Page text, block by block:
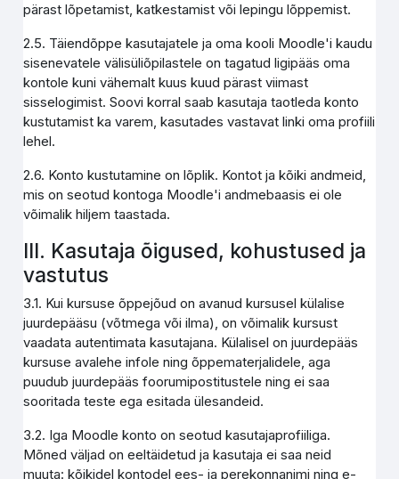
pärast lõpetamist, katkestamist või lepingu lõppemist.
2.5. Täiendõppe kasutajatele ja oma kooli Moodle'i kaudu
sisenevatele välisüliõpilastele on tagatud ligipääs oma
kontole kuni vähemalt kuus kuud pärast viimast
sisselogimist. Soovi korral saab kasutaja taotleda konto
kustutamist ka varem, kasutades vastavat linki oma profiili
lehel.
2.6. Konto kustutamine on lõplik. Kontot ja kõiki andmeid,
mis on seotud kontoga Moodle'i andmebaasis ei ole
võimalik hiljem taastada.
III. Kasutaja õigused, kohustused ja
vastutus
3.1. Kui kursuse õppejõud on avanud kursusel külalise
juurdepääsu (võtmega või ilma), on võimalik kursust
vaadata autentimata kasutajana. Külalisel on juurdepääs
kursuse avalehe infole ning õppematerjalidele, aga
puudub juurdepääs foorumipostitustele ning ei saa
sooritada teste ega esitada ülesandeid.
3.2. Iga Moodle konto on seotud kasutajaprofiiliga.
Mõned väljad on eeltäidetud ja kasutaja ei saa neid
muuta: kõikidel kontodel ees- ja perekonnanimi ning e-